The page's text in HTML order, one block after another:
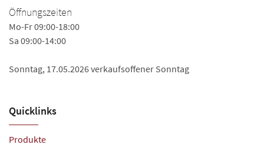
Öffnungszeiten
Mo-Fr 09:00-18:00
Sa 09:00-14:00
Sonntag, 17.05.2026 verkaufsoffener Sonntag
Quicklinks
Produkte